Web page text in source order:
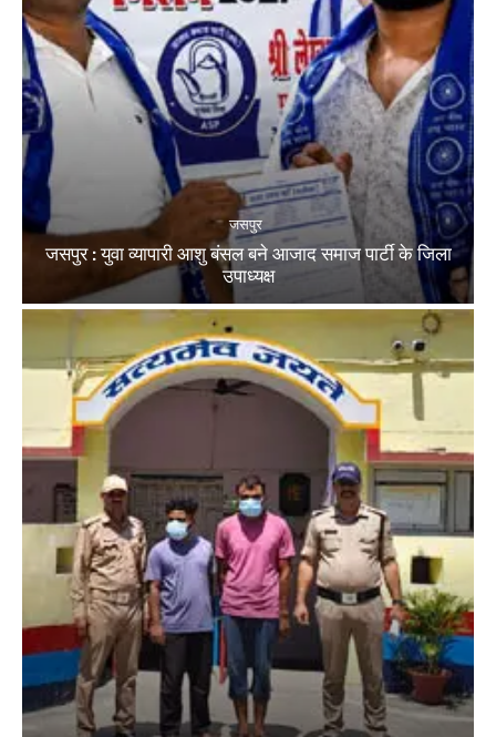
जसपुर
जसपुर : युवा व्यापारी आशु बंसल बने आजाद समाज पार्टी के जिला
उपाध्यक्ष